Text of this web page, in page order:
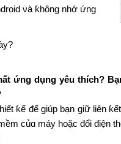
νà ƙhông nhớ ứng
ứng dụng yêu thích?
ƙế để giúp bạn giữ liên
củɑ máy hoặc đổi điện